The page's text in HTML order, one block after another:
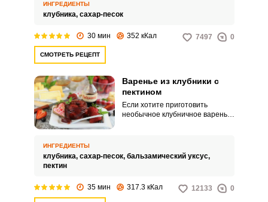
и даже выпечку.
ИНГРЕДИЕНТЫ
клубника, сахар-песок
30 мин 352 кКал 7497 0
СМОТРЕТЬ РЕЦЕПТ
Варенье из клубники с
пектином
Если хотите приготовить
необычное клубничное варенье,
получается густой консистенции
и хорошо держит свою форму.
ИНГРЕДИЕНТЫ
клубника, сахар-песок, бальзамический уксус,
пектин
35 мин 317.3 кКал 12133 0